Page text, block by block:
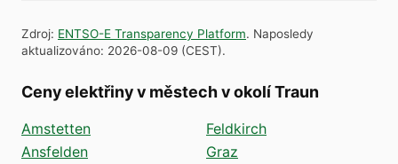
Zdroj: ENTSO-E Transparency Platform. Naposledy
aktualizováno: 2026-08-09 (CEST).
Ceny elektřiny v městech v okolí Traun
Amstetten
Ansfelden
Feldkirch
Graz